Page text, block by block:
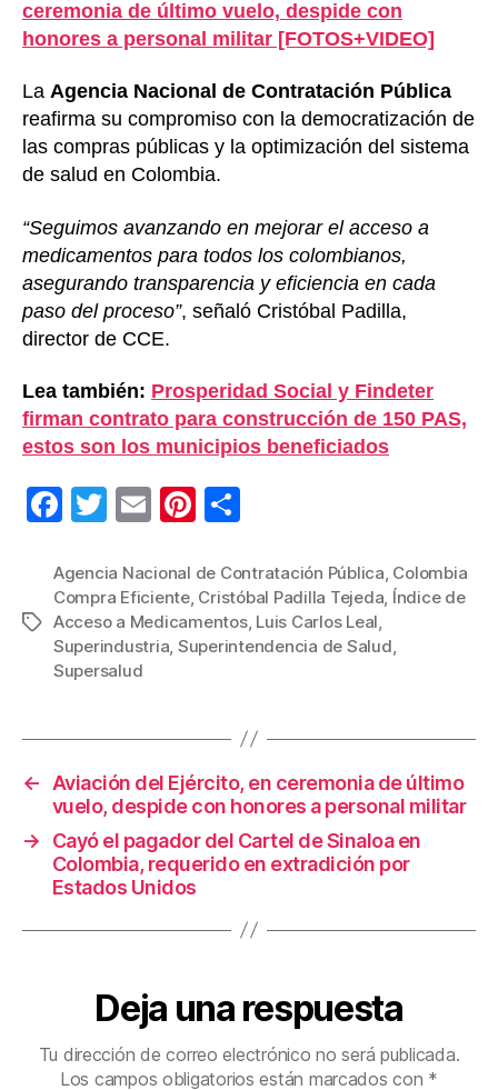
ceremonia de último vuelo, despide con
honores a personal militar [FOTOS+VIDEO]
La Agencia Nacional de Contratación Pública
reafirma su compromiso con la democratización de
las compras públicas y la optimización del sistema
de salud en Colombia.
“Seguimos avanzando en mejorar el acceso a
medicamentos para todos los colombianos,
asegurando transparencia y eficiencia en cada
paso del proceso”, señaló Cristóbal Padilla,
director de CCE.
Lea también: Prosperidad Social y Findeter
firman contrato para construcción de 150 PAS,
estos son los municipios beneficiados
F
c
e
b
o
k
T
tt
er
E
ail
Pi
er
e
st
m
p
ar
Etiquetas
Agencia Nacional de Contratación Pública Colombia
Compra Eficiente, Cristóbal Padilla Tejeda Índice de
Acceso a Medicamentos, Luis Carlos Leal
Superindustria Superintendencia de Salud
Supersalud
←
Aviación del Ejército, en ceremonia de último
vuelo, despide con honores a personal militar
→
Cayó el pagador del Cartel de Sinaloa en
Colombia, requerido en extradición por
Estados Unidos
Deja una respuesta
Tu dirección de correo electrónico no será publicada.
Los campos obligatorios están marcados con *